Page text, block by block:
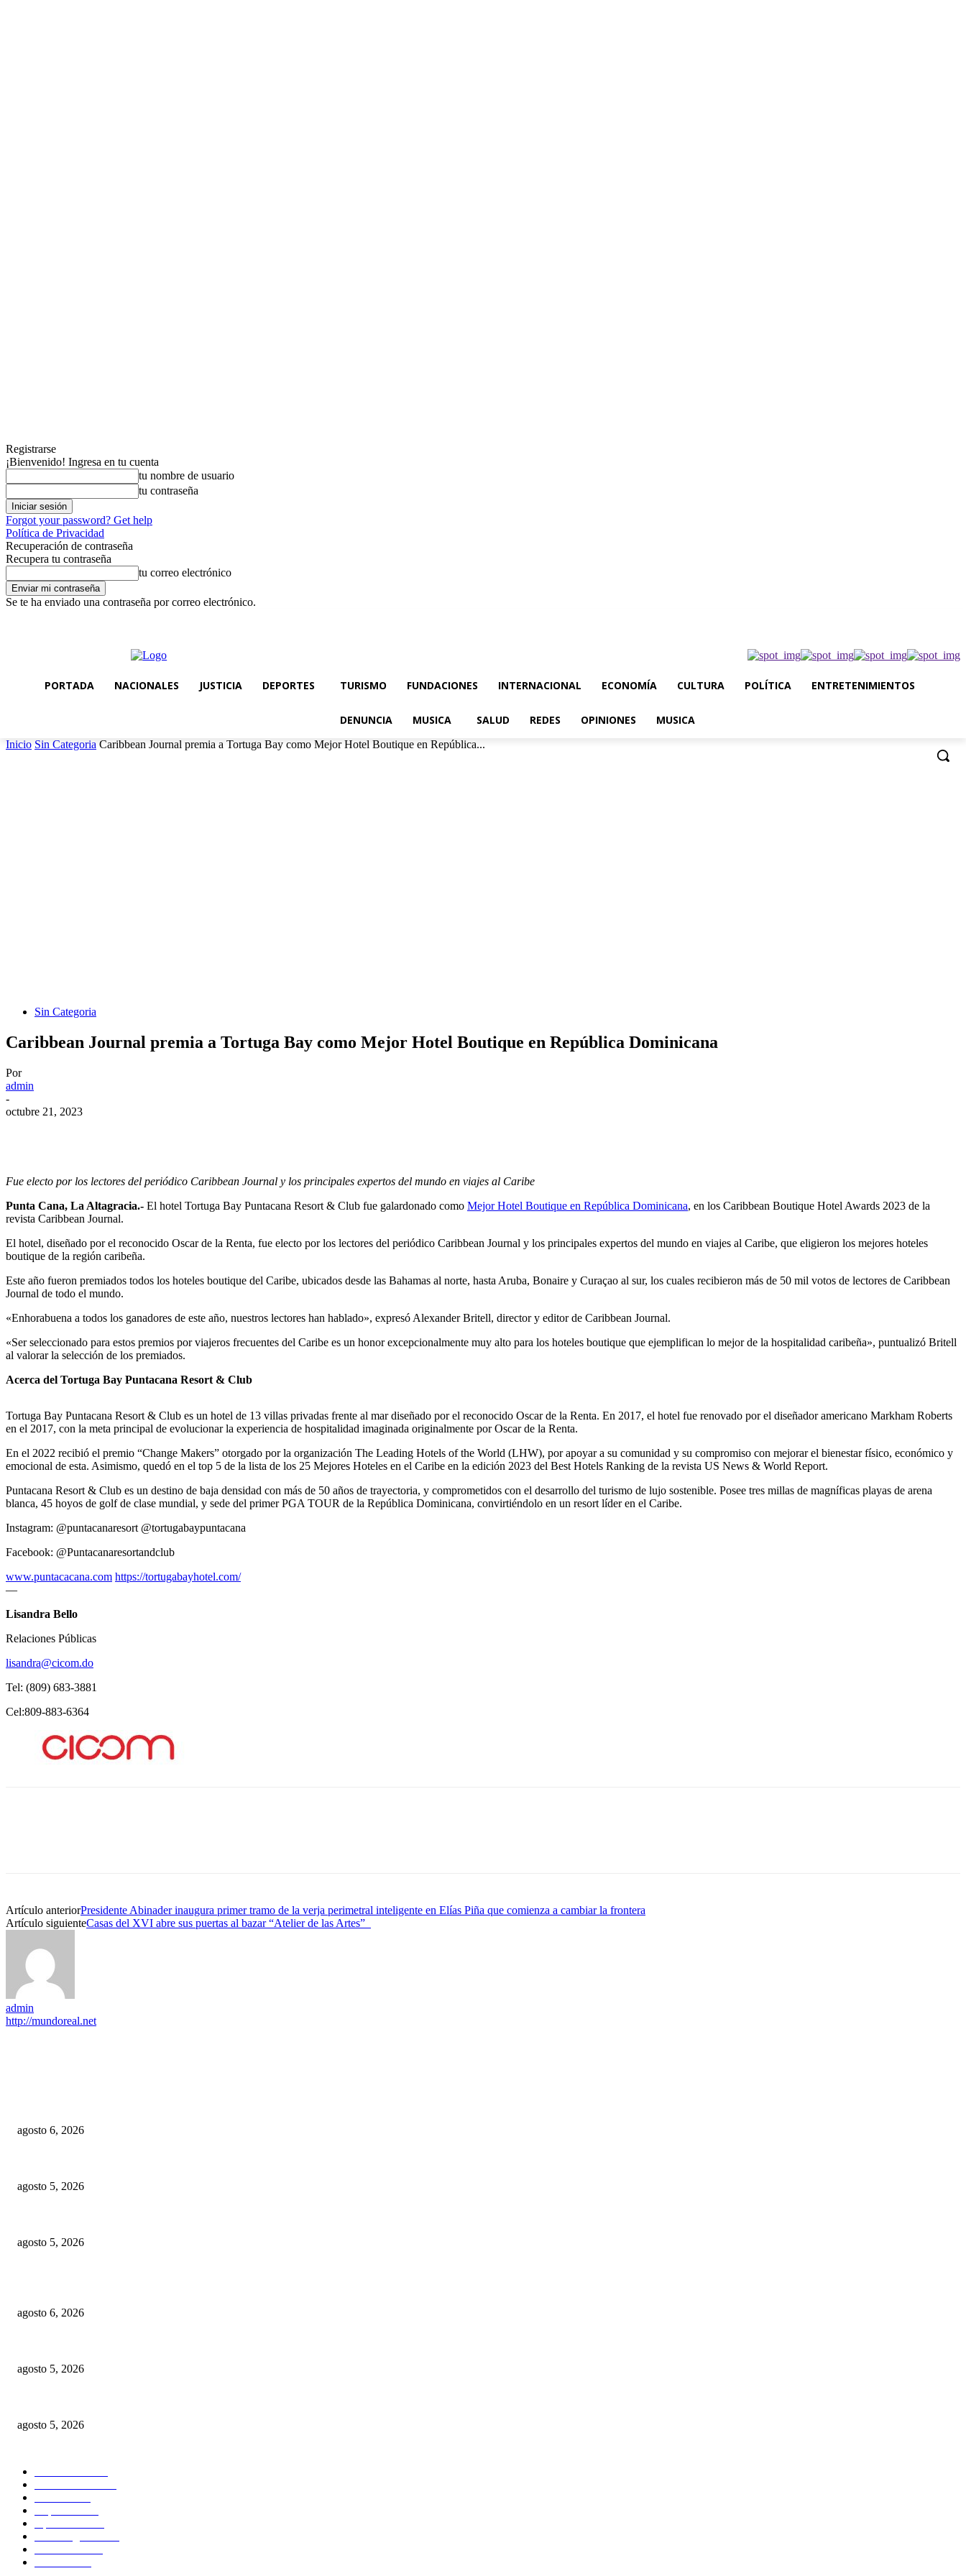
Registrarse
¡Bienvenido! Ingresa en tu cuenta
tu nombre de usuario
tu contraseña
Forgot your password? Get help
Política de Privacidad
Recuperación de contraseña
Recupera tu contraseña
tu correo electrónico
Se te ha enviado una contraseña por correo electrónico.
PORTADA NACIONALES JUSTICIA DEPORTES TURISMO FUNDACIONES INTERNACIONAL ECONOMÍA CULTURA POLÍTICA ENTRETENIMIENTOS
DENUNCIA MUSICA SALUD REDES OPINIONES MUSICA
Inicio Sin Categoria Caribbean Journal premia a Tortuga Bay como Mejor Hotel Boutique en República...
Sin Categoria
Caribbean Journal premia a Tortuga Bay como Mejor Hotel Boutique en República Dominicana
Por
admin
-
octubre 21, 2023
Fue electo por los lectores del periódico Caribbean Journal y los principales expertos del mundo en viajes al Caribe
Punta Cana, La Altagracia.- El hotel Tortuga Bay Puntacana Resort & Club fue galardonado como Mejor Hotel Boutique en República Dominicana, en los Caribbean Boutique Hotel Awards 2023 de la
revista Caribbean Journal.
El hotel, diseñado por el reconocido Oscar de la Renta, fue electo por los lectores del periódico Caribbean Journal y los principales expertos del mundo en viajes al Caribe, que eligieron los mejores hoteles
boutique de la región caribeña.
Este año fueron premiados todos los hoteles boutique del Caribe, ubicados desde las Bahamas al norte, hasta Aruba, Bonaire y Curaçao al sur, los cuales recibieron más de 50 mil votos de lectores de Caribbean
Journal de todo el mundo.
«Enhorabuena a todos los ganadores de este año, nuestros lectores han hablado», expresó Alexander Britell, director y editor de Caribbean Journal.
«Ser seleccionado para estos premios por viajeros frecuentes del Caribe es un honor excepcionalmente muy alto para los hoteles boutique que ejemplifican lo mejor de la hospitalidad caribeña», puntualizó Britell
al valorar la selección de los premiados.
Acerca del Tortuga Bay Puntacana Resort & Club
Tortuga Bay Puntacana Resort & Club es un hotel de 13 villas privadas frente al mar diseñado por el reconocido Oscar de la Renta. En 2017, el hotel fue renovado por el diseñador americano Markham Roberts
en el 2017, con la meta principal de evolucionar la experiencia de hospitalidad imaginada originalmente por Oscar de la Renta.
En el 2022 recibió el premio “Change Makers” otorgado por la organización The Leading Hotels of the World (LHW), por apoyar a su comunidad y su compromiso con mejorar el bienestar físico, económico y
emocional de esta. Asimismo, quedó en el top 5 de la lista de los 25 Mejores Hoteles en el Caribe en la edición 2023 del Best Hotels Ranking de la revista US News & World Report.
Puntacana Resort & Club es un destino de baja densidad con más de 50 años de trayectoria, y comprometidos con el desarrollo del turismo de lujo sostenible. Posee tres millas de magníficas playas de arena
blanca, 45 hoyos de golf de clase mundial, y sede del primer PGA TOUR de la República Dominicana, convirtiéndolo en un resort líder en el Caribe.
Instagram: @puntacanaresort @tortugabaypuntacana
Facebook: @Puntacanaresortandclub
www.puntacacana.com https://tortugabayhotel.com/
—
Lisandra Bello
Relaciones Públicas
lisandra@cicom.do
Tel: (809) 683-3881
Cel:809-883-6364
Artículo anteriorPresidente Abinader inaugura primer tramo de la verja perimetral inteligente en Elías Piña que comienza a cambiar la frontera
Artículo siguienteCasas del XVI abre sus puertas al bazar “Atelier de las Artes”
admin
http://mundoreal.net
agosto 6, 2026
agosto 5, 2026
agosto 5, 2026
agosto 6, 2026
agosto 5, 2026
agosto 5, 2026